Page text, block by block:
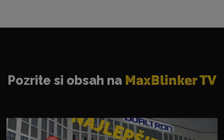
Pozrite si obsah na MaxBlinker TV